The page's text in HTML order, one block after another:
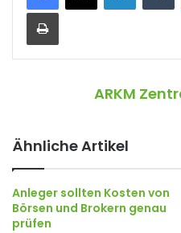
ARKM
Ähnliche Artikel
Anleger sollten Kosten von
Börsen und Brokern genau
prüfen